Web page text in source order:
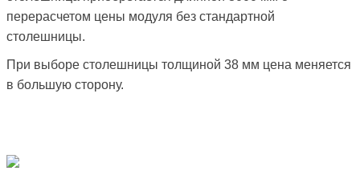
перерасчетом цены модуля без стандартной
столешницы.
При выборе столешницы толщиной 38 мм цена меняется
в большую сторону.